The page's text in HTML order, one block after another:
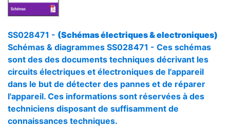
SS028471 - (Schémas électriques & electroniques)
Schémas & diagrammes SS028471 - Ces schémas
sont des des documents techniques décrivant les
circuits électriques et électroniques de l'appareil
dans le but de détecter des pannes et de réparer
l'appareil. Ces informations sont réservées à des
techniciens disposant de suffisamment de
connaissances techniques.